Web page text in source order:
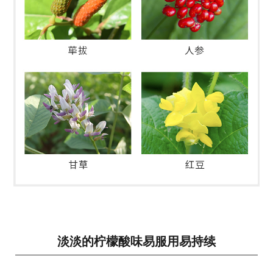
淡淡的柠檬酸味易服用易持续